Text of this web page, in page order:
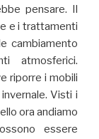
pensare. Il
e i trattamenti
cambiamento
atmosferici.
riporre i mobili
Visti i
ora andiamo
essere